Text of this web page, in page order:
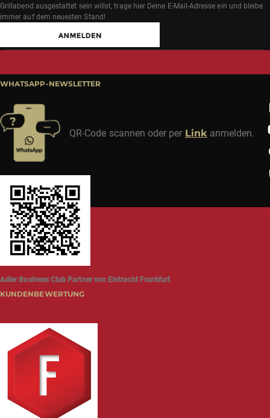
Grillabend ausgestattet sein willst, trage hier Deine E-Mail-Adresse ein und bleibe
immer auf dem neuesten Stand!
WHATSAPP-NEWSLETTER
QR-Code scannen oder per Link anmelden.
Adler Business Club Partner von Eintracht Frankfurt
KUNDENBEWERTUNG